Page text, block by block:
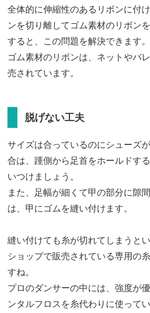
全体的に伸縮性のあるリボンに付
ンを切り離してゴム素材のリボン
すると、この問題を解決できます。
ゴム素材のリボンは、ネットやバ
売されています。
脱げない工夫
サイズは合っているのにシューズ
合は、踵側から足首をホールドす
いつけましょう。
また、足幅が細くて甲の部分に隙
は、甲にゴムを縫い付けます。
縫い付けても糸が切れてしまうと
ショップで販売されている専用の
すね。
プロのダンサーの中には、強度が
ンタルフロスを糸代わりに使って